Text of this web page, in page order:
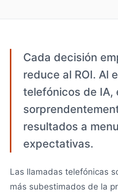
Cada decisión
reduce al ROI. Al
telefónicos de IA,
resultados a
expectativas.
Las llamadas telefónicas
más subestimados de la